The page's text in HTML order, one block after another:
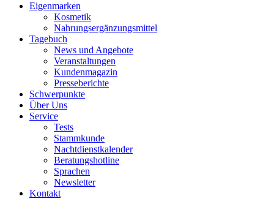
Eigenmarken
Kosmetik
Nahrungsergänzungsmittel
Tagebuch
News und Angebote
Veranstaltungen
Kundenmagazin
Presseberichte
Schwerpunkte
Über Uns
Service
Tests
Stammkunde
Nachtdienstkalender
Beratungshotline
Sprachen
Newsletter
Kontakt